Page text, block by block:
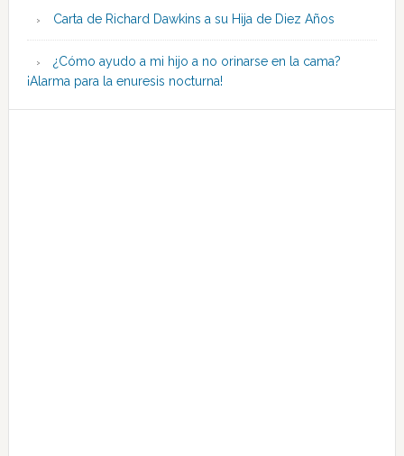
Carta de Richard Dawkins a su Hija de Diez Años
¿Cómo ayudo a mi hijo a no orinarse en la cama?
¡Alarma para la enuresis nocturna!